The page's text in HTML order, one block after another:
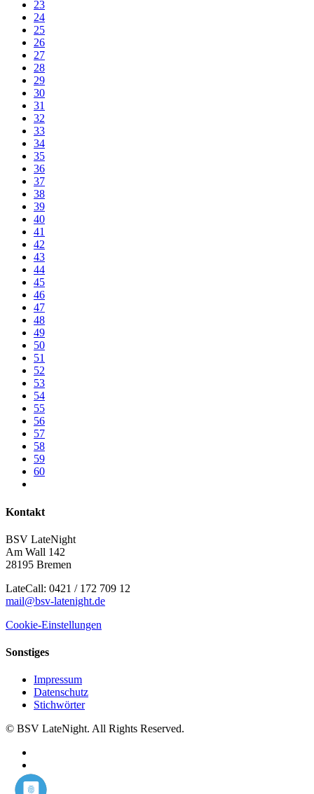
23
24
25
26
27
28
29
30
31
32
33
34
35
36
37
38
39
40
41
42
43
44
45
46
47
48
49
50
51
52
53
54
55
56
57
58
59
60
Kontakt
BSV LateNight
Am Wall 142
28195 Bremen
LateCall: 0421 / 172 709 12
mail@bsv-latenight.de
Cookie-Einstellungen
Sonstiges
Impressum
Datenschutz
Stichwörter
© BSV LateNight. All Rights Reserved.